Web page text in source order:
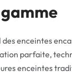
enceintes
parfaite,
enceintes